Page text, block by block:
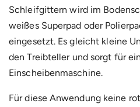
Schleifgittern wird im
weißes Superpad oder
eingesetzt. Es gleicht kleine
den Treibteller und sorgt für
Einscheibenmaschine.
Für diese Anwendung keine